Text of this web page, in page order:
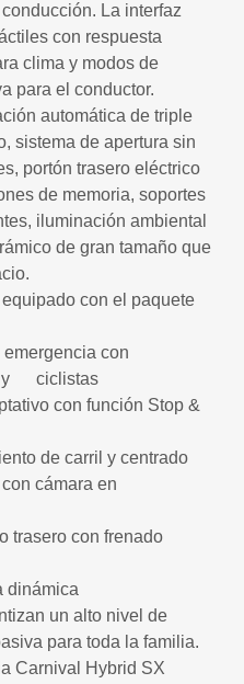
La interfaz
con respuesta
clima y modos de
para el conductor.
automática de triple
sistema de apertura sin
portón trasero eléctrico
de memoria, soportes
iluminación ambiental
de gran tamaño que
con el paquete
con
y ciclistas
con función Stop &
de carril y centrado
cámara en
trasero con frenado
dinámica
un alto nivel de
para toda la familia.
Carnival Hybrid SX